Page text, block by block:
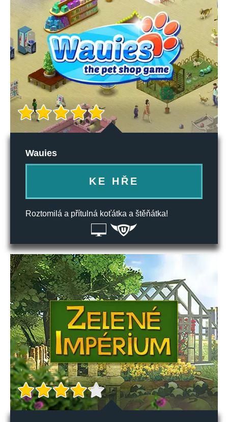
Wauies
KE HŘE
Roztomilá a přítulná koťátka a štěňátka!